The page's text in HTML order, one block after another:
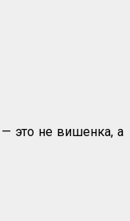
это не вишенка, а